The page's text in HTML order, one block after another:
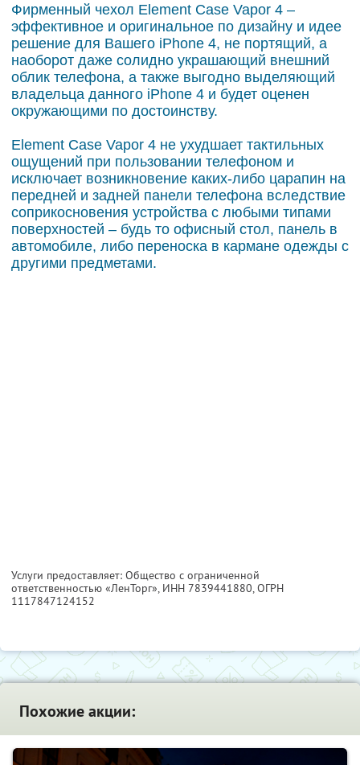
Фирменный чехол Element Case Vapor 4 –
эффективное и оригинальное по дизайну и идее
решение для Вашего iPhone 4, не портящий, а
наоборот даже солидно украшающий внешний
облик телефона, а также выгодно выделяющий
владельца данного iPhone 4 и будет оценен
окружающими по достоинству.
Element Case Vapor 4 не ухудшает тактильных
ощущений при пользовании телефоном и
исключает возникновение каких-либо царапин на
передней и задней панели телефона вследствие
соприкосновения устройства с любыми типами
поверхностей – будь то офисный стол, панель в
автомобиле, либо переноска в кармане одежды с
другими предметами.
Услуги предоставляет: Общество с ограниченной
ответственностью «ЛенТорг», ИНН 7839441880, ОГРН
1117847124152
Похожие акции: